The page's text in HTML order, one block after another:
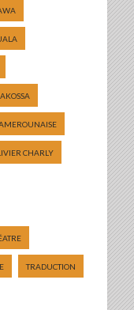
CHARLY
TRADUCTION